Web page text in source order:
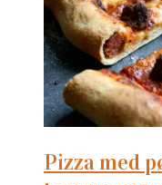
pizza med pølse i skorpen – en rigtig